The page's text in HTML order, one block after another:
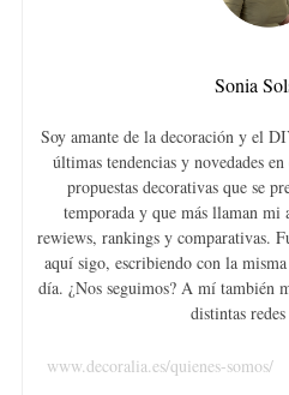
Sonia
Soy amante de la decoración y el
últimas tendencias y novedades
propuestas decorativas que se
temporada y que más llaman mi
rewiews, rankings y comparativas.
aquí sigo, escribiendo con la
día. ¿Nos seguimos? A mí también
distintas
www.decoralia.es/quienes-somos/